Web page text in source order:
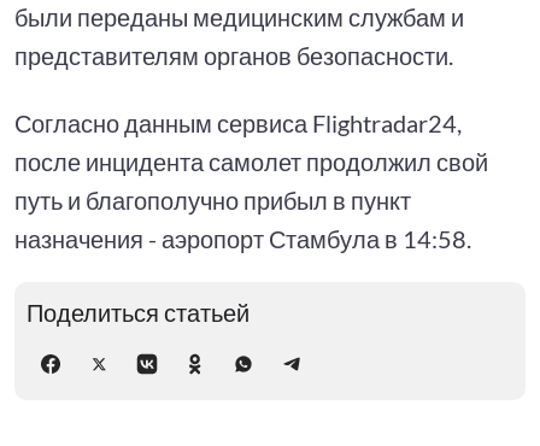
были переданы медицинским службам и
представителям органов безопасности.
Согласно данным сервиса Flightradar24,
после инцидента самолет продолжил свой
путь и благополучно прибыл в пункт
назначения - аэропорт Стамбула в 14:58.
Поделиться статьей